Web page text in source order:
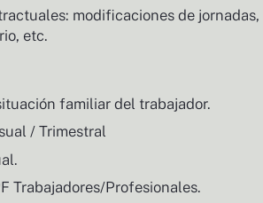
modificaciones de jornadas,
etc.
familiar del trabajador.
/ Trimestral
Trabajadores/Profesionales.